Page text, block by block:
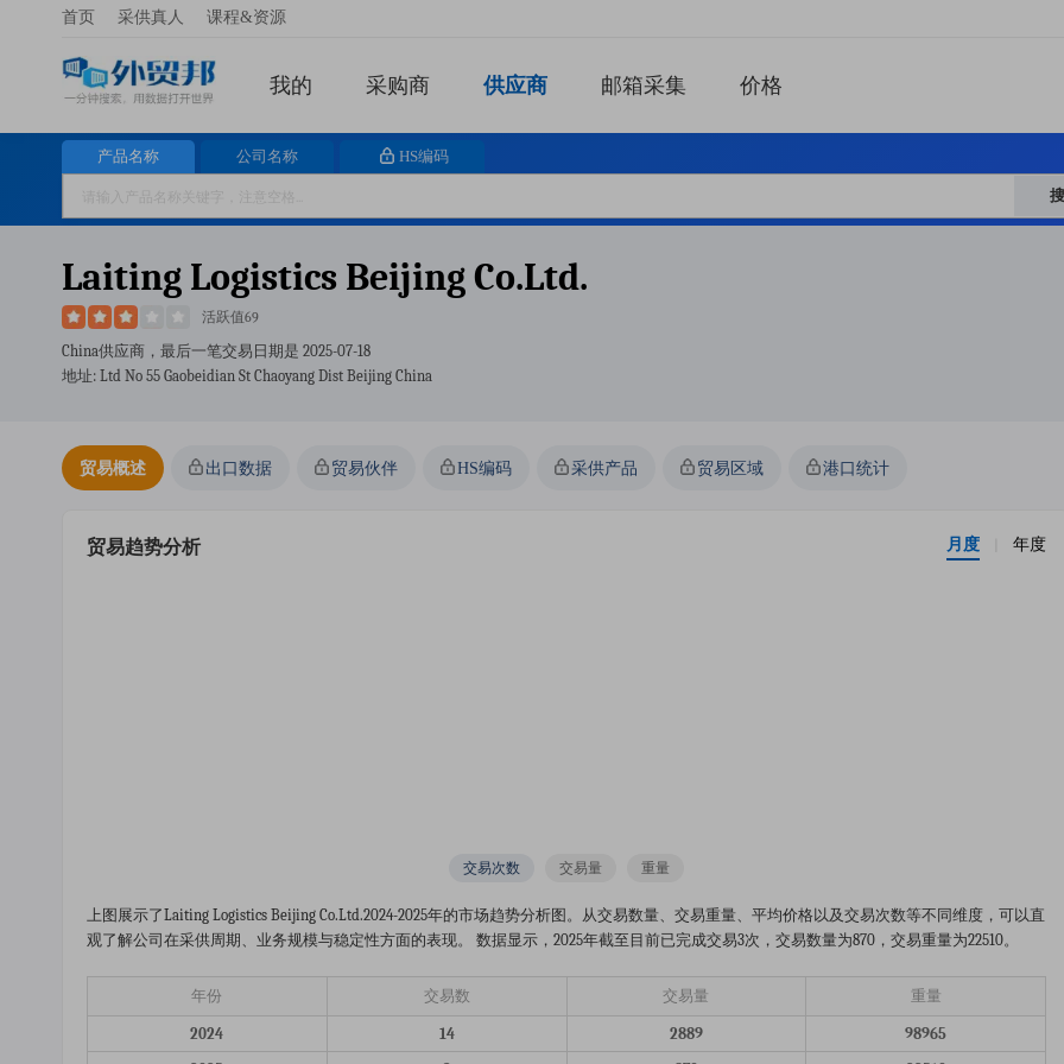
首页 采供真人 课程&资源
我的 采购商 供应商 邮箱采集 价格
产品名称 公司名称 HS编码
Laiting Logistics Beijing Co.ltd.
活跃值69
China供应商，最后一笔交易日期是 2025-07-18
地址: Ltd No 55 Gaobeidian St Chaoyang Dist Beijing China
贸易概述 出口数据 贸易伙伴 HS编码 采供产品 贸易区域 港口统计
贸易趋势分析 月度 年度
交易次数 交易量 重量
上图展示了laiting Logistics Beijing Co.ltd.2024-2025年的市场趋势分析图。从交易数量、交易重量、平均价格以及交易次数等不同维度，可以直
观了解公司在采供周期、业务规模与稳定性方面的表现。 数据显示，2025年截至目前已完成交易3次，交易数量为870，交易重量为22510。
年份 交易数 交易量 重量
2024 14 2889
98965